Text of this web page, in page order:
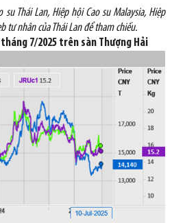
su Thái Lan, Hiệp hội Cao su Malaysia, Hiệp
tư nhân của Thái Lan để tham chiếu.
7/2025 trên sàn Thượng Hải